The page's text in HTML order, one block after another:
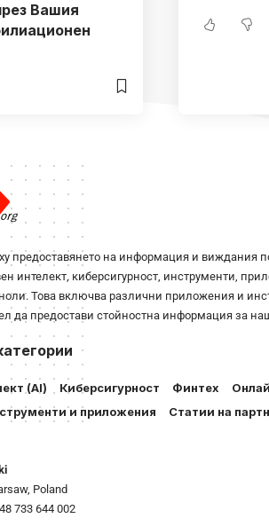
Вашия
предоставянето на информация и виждания
интелект, киберсигурност, инструменти,
Това включва различни приложения и
да предостави стойностна информация за
(AI) Киберсигурност Финтех
и приложения Статии на
Poland
733 644 002